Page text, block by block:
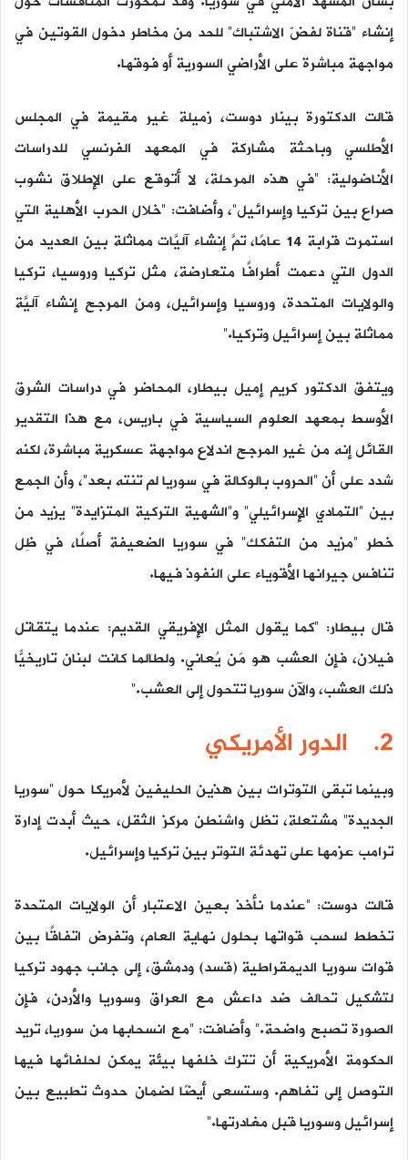
إنشاء “قناة لفضّ الاشتباك” للحد من مخاطر دخول القوتين في
مواجهة مباشرة على الأراضي السورية أو فوقها.
قالت الدكتورة بينار دوست، زميلة غير مقيمة في المجلس
الأطلسي وباحثة مشاركة في المعهد الفرنسي للدراسات
الأناضولية: “في هذه المرحلة، لا أتوقع على الإطلاق نشوب
صراع بين تركيا وإسرائيل”، وأضافت: “خلال الحرب الأهلية التي
استمرت قرابة 14 عامًا، تمَّ إنشاء آليَّات مماثلة بين العديد من
الدول التي دعمت أطرافًا متعارضة، مثل تركيا وروسيا، تركيا
والولايات المتحدة، وروسيا وإسرائيل، ومن المرجح إنشاء آليَّة
مماثلة بين إسرائيل وتركيا.”
ويتفق الدكتور كريم إميل بيطار، المحاضر في دراسات الشرق
الأوسط بمعهد العلوم السياسية في باريس، مع هذا التقدير
القائل إنه من غير المرجح اندلاع مواجهة عسكرية مباشرة، لكنه
شدد على أن “الحروب بالوكالة في سوريا لم تنته بعد”، وأن الجمع
بين “التمادي الإسرائيلي” و”الشهية التركية المتزايدة” يزيد من
خطر “مزيد من التفكك” في سوريا الضعيفة أصلًا، في ظِل
تنافس جيرانها الأقوياء على النفوذ فيها.
قال بيطار: “كما يقول المثل الإفريقي القديم: عندما يتقاتل
فيلان، فإن العشب هو مَن يُعاني. ولطالما كانت لبنان تاريخيًّا
ذلك العشب، والآن سوريا تتحول إلى العشب.”
2. الدور الأمريكي
وبينما تبقى التوترات بين هذين الحليفين لأمريكا حول “سوريا
الجديدة” مشتعلة، تظل واشنطن مركز الثقل، حيث أبدت إدارة
ترامب عزمها على تهدئة التوتر بين تركيا وإسرائيل.
قالت دوست: “عندما نأخذ بعين الاعتبار أن الولايات المتحدة
تخطط لسحب قواتها بحلول نهاية العام، وتفرض اتفاقًا بين
قوات سوريا الديمقراطية (قسد) ودمشق، إلى جانب جهود تركيا
لتشكيل تحالف ضد داعش مع العراق وسوريا والأردن، فإن
الصورة تصبح واضحة.” وأضافت: “مع انسحابها من سوريا، تريد
الحكومة الأمريكية أن تترك خلفها بيئة يمكن لحلفائها فيها
التوصل إلى تفاهم. وستسعى أيضًا لضمان حدوث تطبيع بين
إسرائيل وسوريا قبل مغادرتها.”